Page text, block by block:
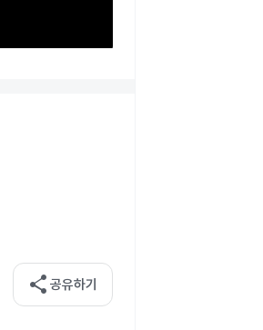
share 공유하기